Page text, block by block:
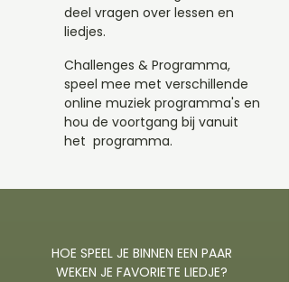
deel vragen over lessen en
liedjes.
Challenges & Programma,
speel mee met verschillende
online muziek programma's en
hou de voortgang bij vanuit
het programma.
HOE SPEEL JE BINNEN EEN PAAR
WEKEN JE FAVORIETE LIEDJE?